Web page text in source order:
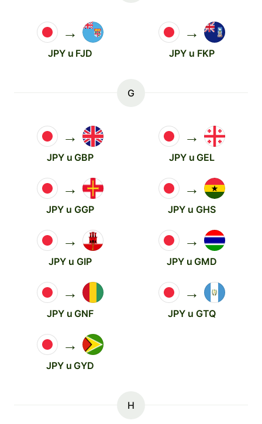
→
JPY u FJD
→
JPY u FKP
G
→
JPY u GBP
→
JPY u GEL
→
JPY u GGP
→
JPY u GHS
→
JPY u GIP
→
JPY u GMD
→
JPY u GNF
→
JPY u GTQ
→
JPY u GYD
H